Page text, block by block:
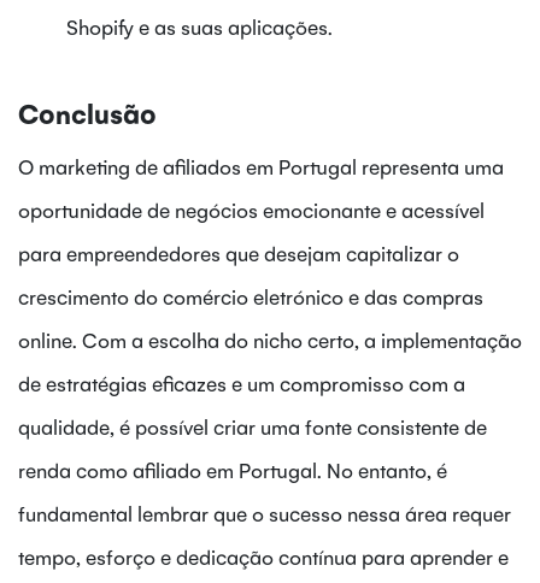
Shopify e as suas aplicações.
Conclusão
O marketing de afiliados em Portugal representa uma
oportunidade de negócios emocionante e acessível
para empreendedores que desejam capitalizar o
crescimento do comércio eletrónico e das compras
online. Com a escolha do nicho certo, a implementação
de estratégias eficazes e um compromisso com a
qualidade, é possível criar uma fonte consistente de
renda como afiliado em Portugal. No entanto, é
fundamental lembrar que o sucesso nessa área requer
tempo, esforço e dedicação contínua para aprender e